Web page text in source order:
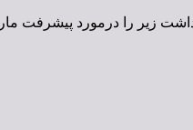
زیر را درمورد پیشرفت